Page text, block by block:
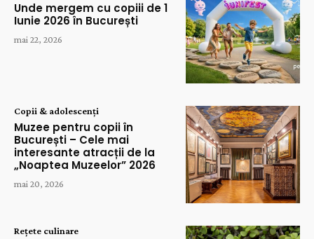
Unde mergem cu copiii de 1
Iunie 2026 în București
mai 22, 2026
Copii & adolescenți
Muzee pentru copii în
București – Cele mai
interesante atracții de la
„Noaptea Muzeelor” 2026
mai 20, 2026
Rețete culinare